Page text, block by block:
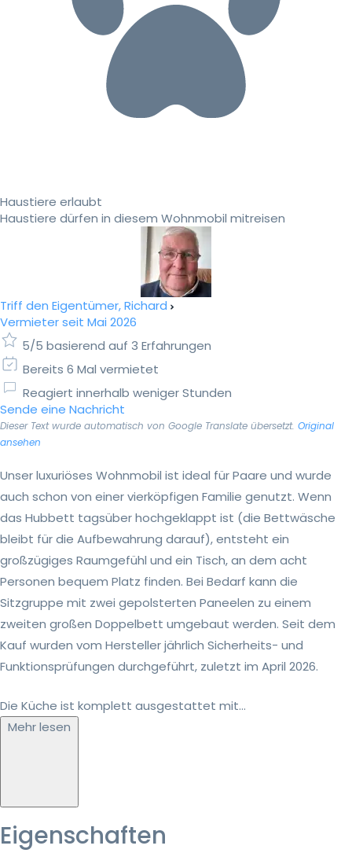
Haustiere erlaubt
Haustiere dürfen in diesem Wohnmobil mitreisen
Triff den Eigentümer, Richard
Vermieter seit Mai 2026
5/5 basierend auf 3 Erfahrungen
Bereits 6 Mal vermietet
Reagiert innerhalb weniger Stunden
Sende eine Nachricht
Dieser Text wurde automatisch von Google Translate übersetzt. Original
ansehen
Unser luxuriöses Wohnmobil ist ideal für Paare und wurde
auch schon von einer vierköpfigen Familie genutzt. Wenn
das Hubbett tagsüber hochgeklappt ist (die Bettwäsche
bleibt für die Aufbewahrung darauf), entsteht ein
großzügiges Raumgefühl und ein Tisch, an dem acht
Personen bequem Platz finden. Bei Bedarf kann die
Sitzgruppe mit zwei gepolsterten Paneelen zu einem
zweiten großen Doppelbett umgebaut werden. Seit dem
Kauf wurden vom Hersteller jährlich Sicherheits- und
Funktionsprüfungen durchgeführt, zuletzt im April 2026.
Die Küche ist komplett ausgestattet mit...
Mehr lesen
Eigenschaften